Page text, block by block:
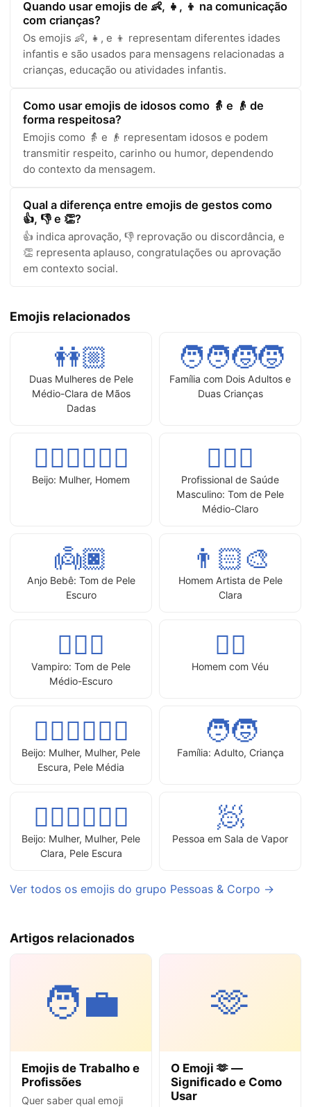
Quando usar emojis de 👶, 👧, 👦 na comunicação
com crianças?
Os emojis 👶, 👧, e 👦 representam diferentes idades
infantis e são usados para mensagens relacionadas a
crianças, educação ou atividades infantis.
Como usar emojis de idosos como 👵 e 👴 de
forma respeitosa?
Emojis como 👵 e 👴 representam idosos e podem
transmitir respeito, carinho ou humor, dependendo
do contexto da mensagem.
Qual a diferença entre emojis de gestos como
👍, 👎 e 👏?
👍 indica aprovação, 👎 reprovação ou discordância, e
👏 representa aplauso, congratulações ou aprovação
em contexto social.
Emojis relacionados
👭🏼
Duas Mulheres de Pele
Médio-Clara de Mãos
Dadas
🧑‍🧑‍🧒‍🧒
Família com Dois Adultos e
Duas Crianças
👩🏾‍❤‍💋‍👨🏼
Beijo: Mulher, Homem
👨🏼‍⚕️
Profissional de Saúde
Masculino: Tom de Pele
Médio-Claro
👼🏿
Anjo Bebê: Tom de Pele
Escuro
👨🏻‍🎨
Homem Artista de Pele
Clara
🧛🏾‍♂️
Vampiro: Tom de Pele
Médio-Escuro
👰‍♂️
Homem com Véu
👩🏿‍❤️‍💋‍👩🏽
Beijo: Mulher, Mulher, Pele
Escura, Pele Média
🧑‍🧒
Família: Adulto, Criança
👩🏻‍❤‍💋‍👩🏿
Beijo: Mulher, Mulher, Pele
Clara, Pele Escura
🧖
Pessoa em Sala de Vapor
Ver todos os emojis do grupo Pessoas & Corpo →
Artigos relacionados
🧑‍💼
Emojis de Trabalho e
Profissões
Quer saber qual emoji
🫶
O Emoji 🫶 —
Significado e Como
Usar